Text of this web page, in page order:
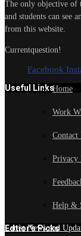
The only objective of
and students can see
from this website.
Currentquestion!
Facebook
Useful LinksHome
Work
Contact
Privacy
Help &
Edtior's Picks
Latest News and